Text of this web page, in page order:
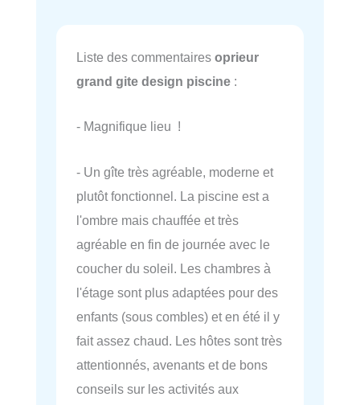
Liste des commentaires oprieur
grand gite design piscine :
- Magnifique lieu !
- Un gîte très agréable, moderne et
plutôt fonctionnel. La piscine est a
l'ombre mais chauffée et très
agréable en fin de journée avec le
coucher du soleil. Les chambres à
l'étage sont plus adaptées pour des
enfants (sous combles) et en été il y
fait assez chaud. Les hôtes sont très
attentionnés, avenants et de bons
conseils sur les activités aux